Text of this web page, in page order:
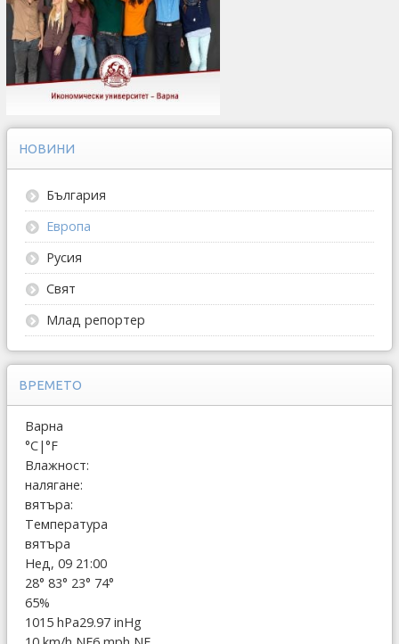
НОВИНИ
България
Европа
Русия
Свят
Млад репортер
ВРЕМЕТО
Варна
°C|°F
Влажност:
налягане:
вятъра:
Температура
вятъра
Нед, 09 21:00
28° 83° 23° 74°
65%
1015 hPa29.97 inHg